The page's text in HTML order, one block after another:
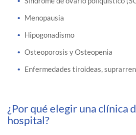
Menopausia
Hipogonadismo
Osteoporosis y Osteopenia
Enfermedades tiroideas,
¿Por qué elegir una clínica
hospital?